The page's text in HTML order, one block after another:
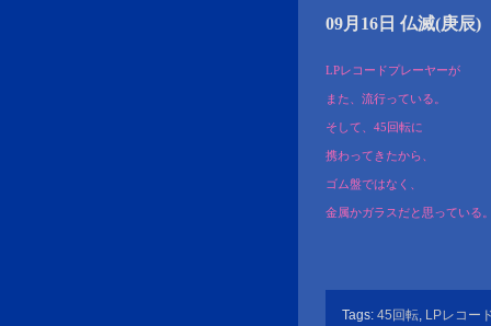
09月16日 仏滅(庚辰)
LPレコードプレーヤーが
また、流行っている。
そして、45回転に
携わってきたから、
ゴム盤ではなく、
金属かガラスだと思っている
Tags: 45回転, LPレコー